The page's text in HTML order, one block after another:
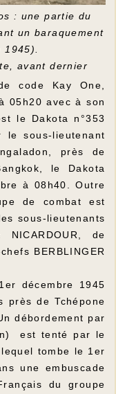
: une partie du
un baraquement
1945).
avant dernier
code Kay One,
05h20 avec à son
le Dakota n°353
le sous-lieutenant
près de
le Dakota
à 08h40. Outre
de combat est
sous-lieutenants
NICARDOUR, de
BERBLINGER
décembre 1945
près de Tchépone
débordement par
est tenté par le
lequel tombe le 1er
une embuscade
du groupe